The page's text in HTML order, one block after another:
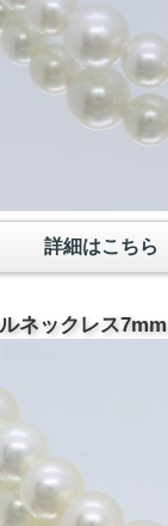
詳細はこちら
ネックレス7mm